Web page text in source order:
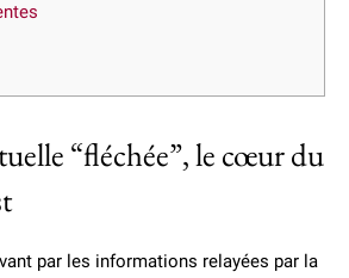
“fléchée”, le cœur du
par les informations relayées par la